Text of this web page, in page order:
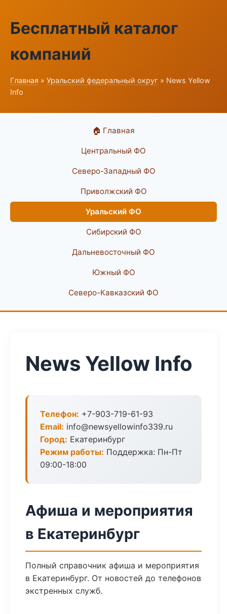
Бесплатный каталог
компаний
Главная » Уральский федеральный округ » News Yellow
Info
🏠 Главная
Центральный ФО
Северо-Западный ФО
Приволжский ФО
Уральский ФО
Сибирский ФО
Дальневосточный ФО
Южный ФО
Северо-Кавказский ФО
News Yellow Info
Телефон: +7-903-719-61-93
Email: info@newsyellowinfo339.ru
Город: Екатеринбург
Режим работы: Поддержка: Пн-Пт
09:00-18:00
Афиша и мероприятия
в Екатеринбург
Полный справочник афиша и мероприятия
в Екатеринбург. От новостей до телефонов
экстренных служб.